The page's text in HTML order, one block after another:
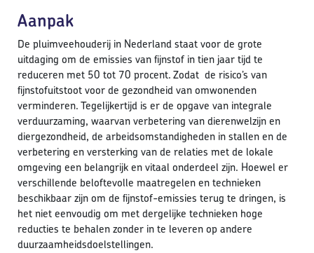
Aanpak
De pluimveehouderij in Nederland staat voor de grote
uitdaging om de emissies van fijnstof in tien jaar tijd te
reduceren met 50 tot 70 procent. Zodat de risico’s van
fijnstofuitstoot voor de gezondheid van omwonenden
verminderen. Tegelijkertijd is er de opgave van integrale
verduurzaming, waarvan verbetering van dierenwelzijn en
diergezondheid, de arbeidsomstandigheden in stallen en de
verbetering en versterking van de relaties met de lokale
omgeving een belangrijk en vitaal onderdeel zijn. Hoewel er
verschillende beloftevolle maatregelen en technieken
beschikbaar zijn om de fijnstof-emissies terug te dringen, is
het niet eenvoudig om met dergelijke technieken hoge
reducties te behalen zonder in te leveren op andere
duurzaamheidsdoelstellingen.